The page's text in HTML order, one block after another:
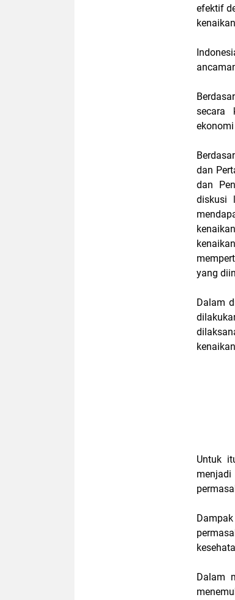
efektif
secara
dan
dan
diskusi
yang
Dalam
Untuk
Dalam